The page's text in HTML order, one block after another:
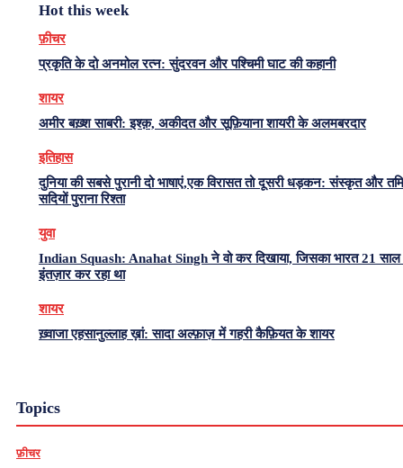
Hot this week
फ़ीचर
प्रकृति के दो अनमोल रत्न: सुंदरवन और पश्चिमी घाट की कहानी
शायर
अमीर बख़्श साबरी: इश्क़, अकीदत और सूफ़ियाना शायरी के अलमबरदार
इतिहास
दुनिया की सबसे पुरानी दो भाषाएं,एक विरासत तो दूसरी धड़कन: संस्कृत और
सदियों पुराना रिश्ता
युवा
Indian Squash: Anahat Singh ने वो कर दिखाया, जिसका भारत 21
इंतज़ार कर रहा था
शायर
ख़्वाजा एहसानुल्लाह ख़ां: सादा अल्फ़ाज़ में गहरी कैफ़ियत के शायर
Topics
फ़ीचर